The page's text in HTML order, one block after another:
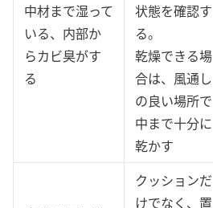
中材まで湿って
いる、内部か
らカビ臭がす
る
状態を確認す
る。
乾燥できる場
合は、風通し
の良い場所で
中まで十分に
乾かす
クッションだ
けでなく、置